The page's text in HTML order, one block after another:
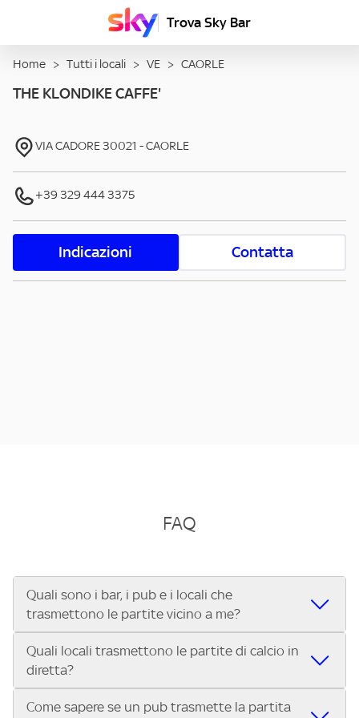
Trova Sky Bar
Home > Tutti i locali > VE > CAORLE
THE KLONDIKE CAFFE'
VIA CADORE30021 -CAORLE
+39 329 444 3375
Indicazioni Contatta
FAQ
Quali sono i bar, i pub e i locali che
trasmettono le partite vicino a me?
Se cerchi un bar, pub, ristorante o locale vicino a te per
vedere le partite di Serie A ENILIVE, la Serie C Sky Wifi, la
UEFA Champions League, la UEFA Europa League, la UEFA
Conference League, il Tennis, la Formula 1®, la MotoGP™ e
Quali locali trasmettono le partite di calcio in
diretta?
Vuoi sapere quali bar, pub o ristoranti mostrano le partite
Come sapere se un pub trasmette la partita